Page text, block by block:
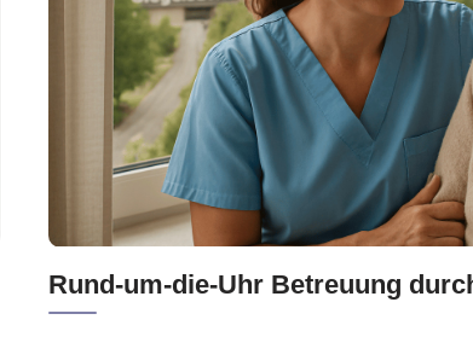
Rund-um-die-Uhr Betreuung